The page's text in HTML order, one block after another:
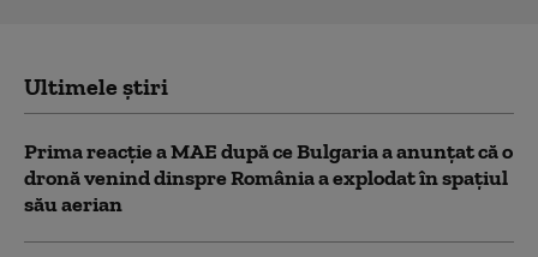
Ultimele știri
Prima reacție a MAE după ce Bulgaria a anunţat că o
dronă venind dinspre România a explodat în spaţiul
său aerian